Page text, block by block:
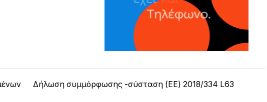
Δήλωση συμμόρφωσης -σύσταση (ΕΕ) 2018/334 L63